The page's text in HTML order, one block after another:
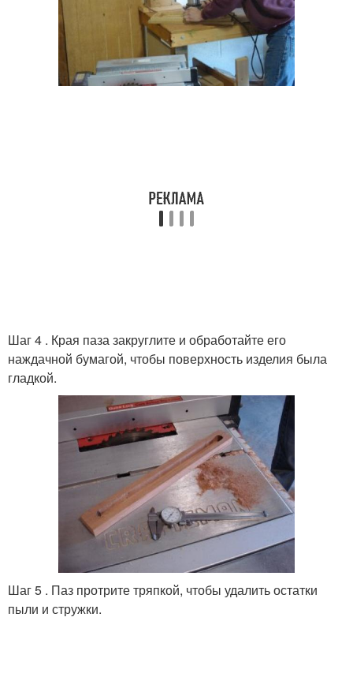
Шаг 4 . Края паза закруглите и обработайте его
наждачной бумагой, чтобы поверхность изделия была
гладкой.
Шаг 5 . Паз протрите тряпкой, чтобы удалить остатки
пыли и стружки.